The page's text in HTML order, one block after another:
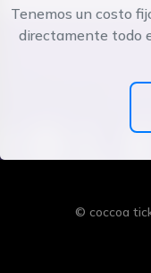
Tenemos un costo
directamente todo
© coccoa